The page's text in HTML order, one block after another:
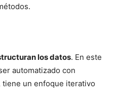
los datos. En este
automatizado con
tiene un enfoque iterativo